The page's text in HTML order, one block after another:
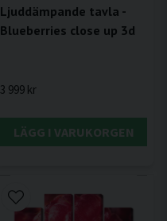
Ljuddämpande tavla -
Blueberries close up 3d
3 999 kr
LÄGG I VARUKORGEN